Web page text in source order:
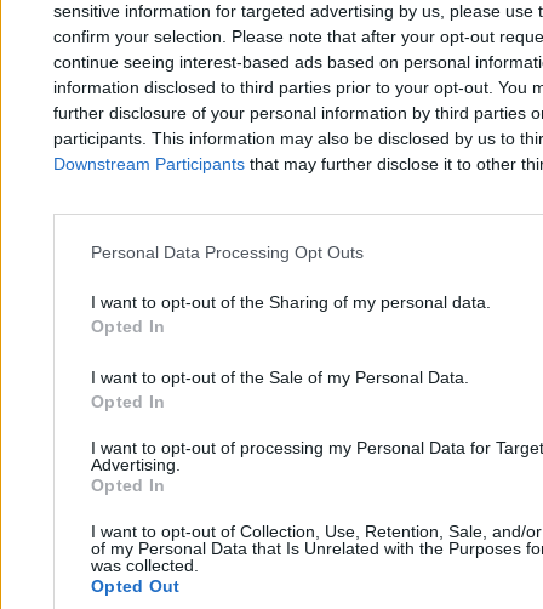
sensitive information for targeted advertising by us, please use
confirm your selection. Please note that after your opt-out
continue seeing interest-based ads based on personal
information disclosed to third parties prior to your opt-out. You
further disclosure of your personal information by third parties
participants. This information may also be disclosed by us to
Downstream Participants that may further disclose it to other
Personal Data Processing Opt Outs
I want to opt-out of the Sharing of my personal data.
Opted In
I want to opt-out of the Sale of my Personal Data.
Opted In
I want to opt-out of processing my Personal Data for
Advertising.
Opted In
I want to opt-out of Collection, Use, Retention, Sale, and/
of my Personal Data that Is Unrelated with the Purposes
was collected.
Opted Out
Alarm w bazie NATO. Stacjonują tam m.in.
polscy żołnierze. „Musieli udać się do schronów"
Agnieszka Waś-Turecka
Świat